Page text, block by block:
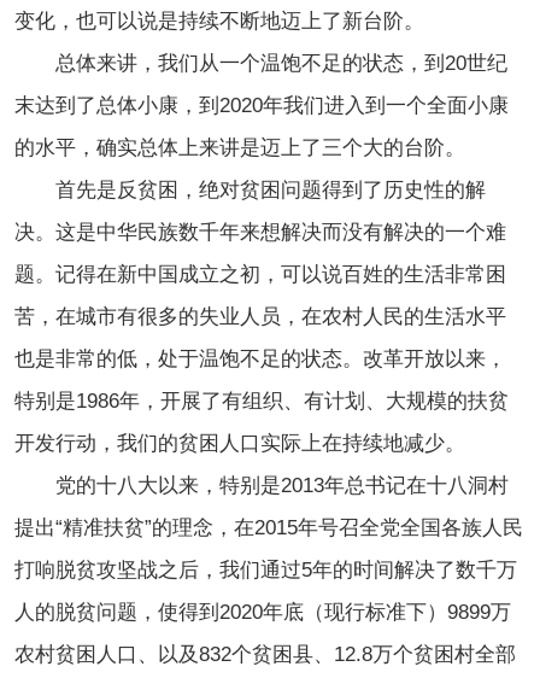
变化，也可以说是持续不断地迈上了新台阶。
总体来讲，我们从一个温饱不足的状态，到20世纪
末达到了总体小康，到2020年我们进入到一个全面小康
的水平，确实总体上来讲是迈上了三个大的台阶。
首先是反贫困，绝对贫困问题得到了历史性的解
决。这是中华民族数千年来想解决而没有解决的一个难
题。记得在新中国成立之初，可以说百姓的生活非常困
苦，在城市有很多的失业人员，在农村人民的生活水平
也是非常的低，处于温饱不足的状态。改革开放以来，
特别是1986年，开展了有组织、有计划、大规模的扶贫
开发行动，我们的贫困人口实际上在持续地减少。
党的十八大以来，特别是2013年总书记在十八洞村
提出“精准扶贫”的理念，在2015年号召全党全国各族人民
打响脱贫攻坚战之后，我们通过5年的时间解决了数千万
人的脱贫问题，使得到2020年底（现行标准下）9899万
农村贫困人口、以及832个贫困县、12.8万个贫困村全部